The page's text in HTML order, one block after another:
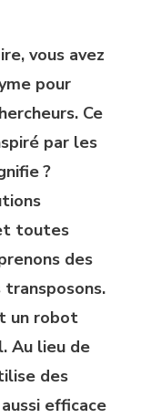
vous avez
pour
Ce
par les
?
toutes
des
un robot
Au lieu de
des
efficace